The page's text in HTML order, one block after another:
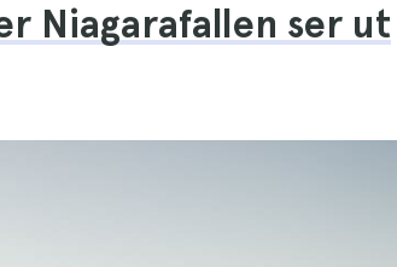
Niagarafallen ser ut